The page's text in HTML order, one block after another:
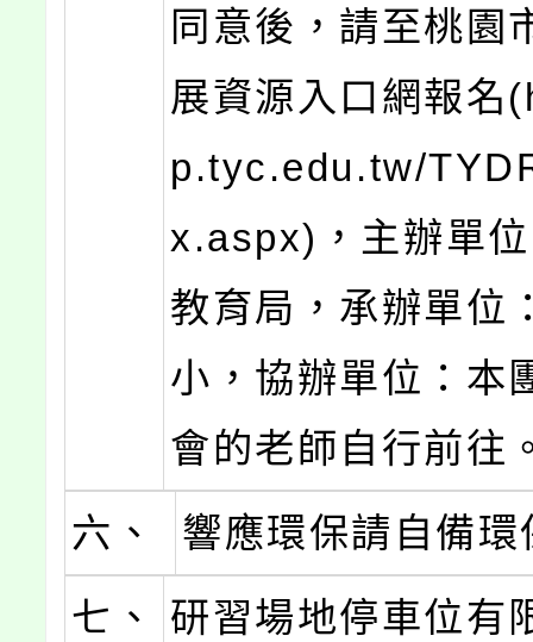
同意後，請至桃園
展資源入口網報
p.tyc.edu.tw/
x.aspx)，主辦單
教育局，承辦單位
小，協辦單位：本
會的老師自行前往
六、
響應環保請自備環
七、
研習場地停車位有